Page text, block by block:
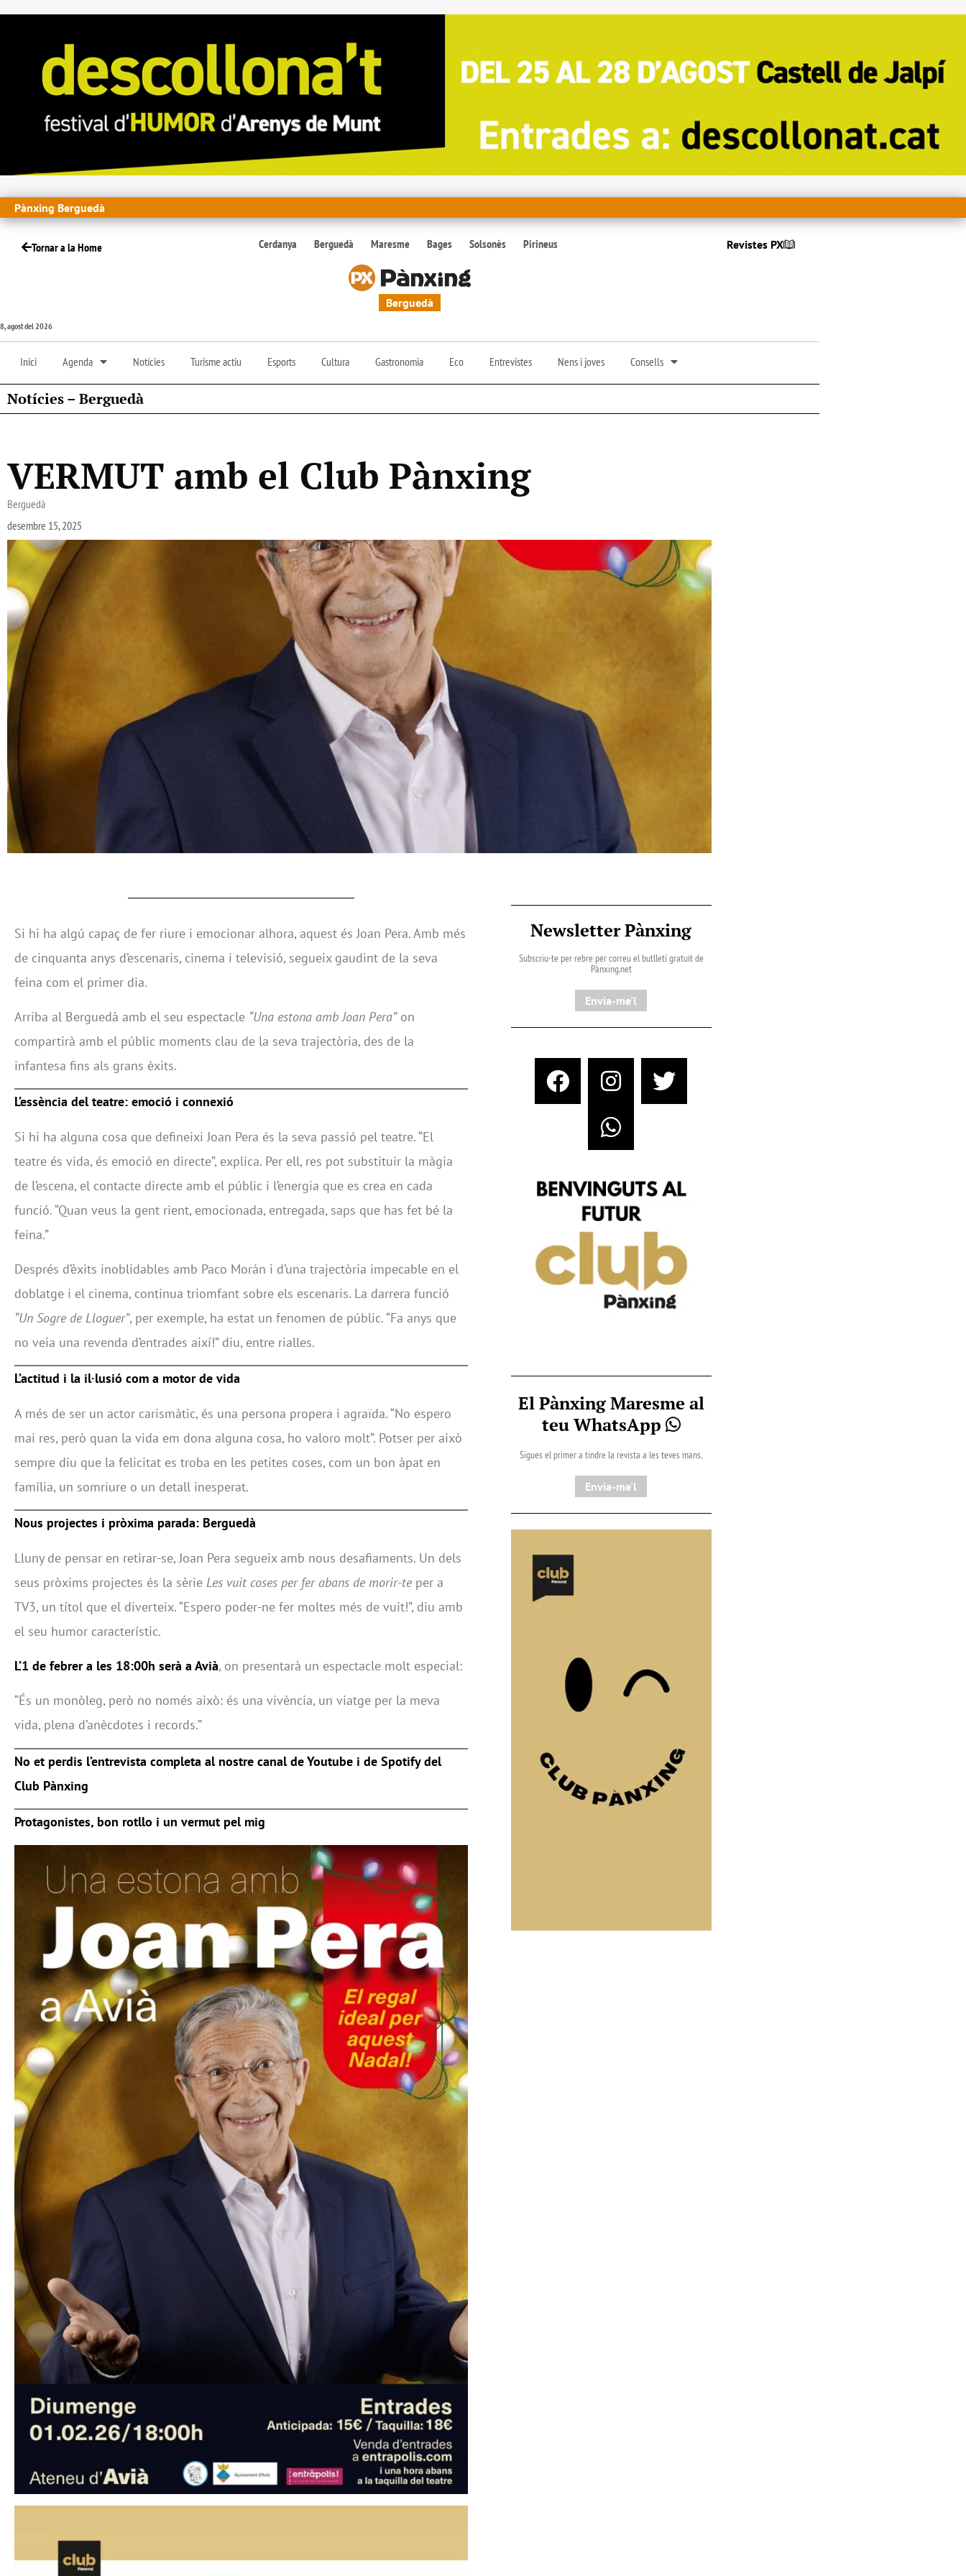
Pànxing Berguedà
Tornar a la Home Cerdanya Berguedà Maresme Bages Solsonès Pirineus Revistes PX
Berguedà
8, agost del 2026
Inici Agenda Notícies Turisme actiu Esports Cultura Gastronomia Eco Entrevistes Nens i joves Consells
Notícies – Berguedà
VERMUT amb el Club Pànxing
Berguedà
desembre 15, 2025
Si hi ha algú capaç de fer riure i emocionar alhora, aquest és Joan Pera. Amb més
de cinquanta anys d’escenaris, cinema i televisió, segueix gaudint de la seva
feina com el primer dia.
Arriba al Berguedà amb el seu espectacle “Una estona amb Joan Pera”on
compartirà amb el públic moments clau de la seva trajectòria, des de la
infantesa fins als grans èxits.
L’essència del teatre: emoció i connexió
Si hi ha alguna cosa que defineixi Joan Pera és la seva passió pel teatre. “El
teatre és vida, és emoció en directe”, explica. Per ell, res pot substituir la màgia
de l’escena, el contacte directe amb el públic i l’energia que es crea en cada
funció. “Quan veus la gent rient, emocionada, entregada, saps que has fet bé la
feina.”
Després d’èxits inoblidables amb Paco Morán i d’una trajectòria impecable en el
doblatge i el cinema, continua triomfant sobre els escenaris. La darrera funció
“Un Sogre de Lloguer”, per exemple, ha estat un fenomen de públic. “Fa anys que
no veia una revenda d’entrades així!” diu, entre rialles.
L’actitud i la il·lusió com a motor de vida
A més de ser un actor carismàtic, és una persona propera i agraïda. “No espero
mai res, però quan la vida em dona alguna cosa, ho valoro molt”. Potser per això
sempre diu que la felicitat es troba en les petites coses, com un bon àpat en
família, un somriure o un detall inesperat.
Nous projectes i pròxima parada: Berguedà
Lluny de pensar en retirar-se, Joan Pera segueix amb nous desafiaments. Un dels
seus pròxims projectes és la sèrie Les vuit coses per fer abans de morir-te per a
TV3, un títol que el diverteix. “Espero poder-ne fer moltes més de vuit!”, diu amb
el seu humor característic.
L’1 de febrer a les 18:00h serà a Avià, on presentarà un espectacle molt especial:
“És un monòleg, però no només això: és una vivència, un viatge per la meva
vida, plena d’anècdotes i records.”
No et perdis l’entrevista completa al nostre canal de Youtube i de Spotify del
Club Pànxing
Protagonistes, bon rotllo i un vermut pel mig
Newsletter Pànxing
Subscriu-te per rebre per correu el butlletí gratuït de
Pànxing.net​
Envia-me'l
El Pànxing Maresme al
teu WhatsApp
Sigues el primer a tindre la revista a les teves mans.
Envia-me'l